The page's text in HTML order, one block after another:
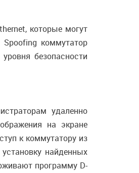
которые могут
коммутатор
безопасности
удаленно
на экране
к коммутатору из
найденных
программу D-